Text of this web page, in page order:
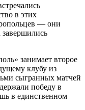
в этих
— они
занимает второе
клубу из
сыгранных матчей
победу в
в единственном